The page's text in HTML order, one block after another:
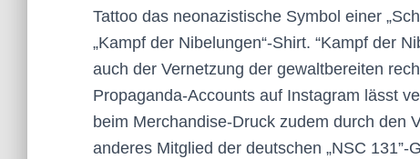
Tattoo das neonazistische Symbol einer
„Kampf der Nibelungen“-Shirt. “Kampf der
auch der Vernetzung der gewaltbereiten
Propaganda-Accounts auf Instagram lässt
beim Merchandise-Druck zudem durch den
anderes Mitglied der deutschen „NSC